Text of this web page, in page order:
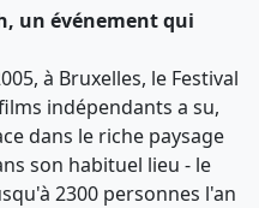
un événement qui
à Bruxelles, le Festival
indépendants a su,
dans le riche paysage
son habituel lieu - le
2300 personnes l'an